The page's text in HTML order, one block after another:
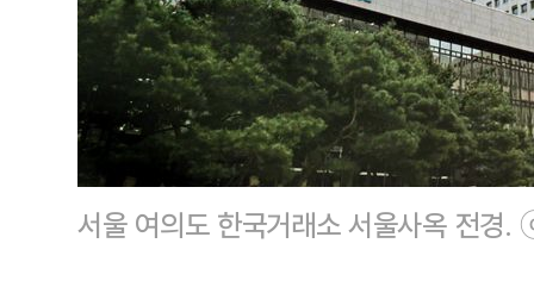
서울 여의도 한국거래소 서울사옥 전경.